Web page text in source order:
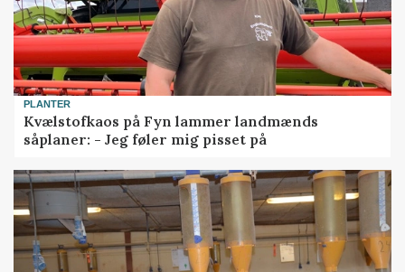
PLANTER
Kvælstofkaos på Fyn lammer landmænds
såplaner: - Jeg føler mig pisset på